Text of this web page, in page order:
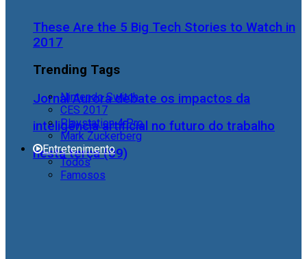
Jornal Aurora debate os impactos da
inteligência artificial no futuro do trabalho
nesta terça (09)
These Are the 5 Big Tech Stories to Watch in
2017
Trending Tags
Nintendo Switch
CES 2017
Playstation 4 Pro
Mark Zuckerberg
Entretenimento
Todos
Famosos